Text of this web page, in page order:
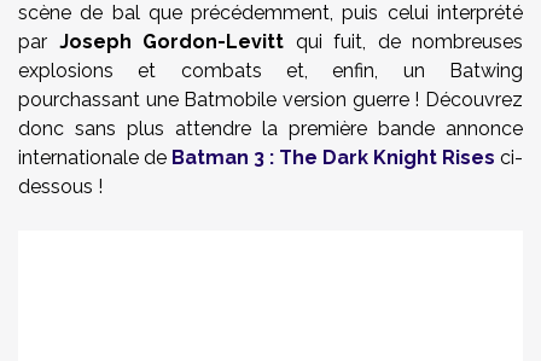
scène de bal que précédemment, puis celui interprété
par Joseph Gordon-Levitt qui fuit, de nombreuses
explosions et combats et, enfin, un Batwing
pourchassant une Batmobile version guerre ! Découvrez
donc sans plus attendre la première bande annonce
internationale de Batman 3 : The Dark Knight Rises ci-
dessous !